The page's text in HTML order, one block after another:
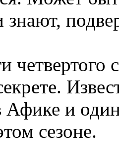
знают,
четвертого
Афике и
сезоне.